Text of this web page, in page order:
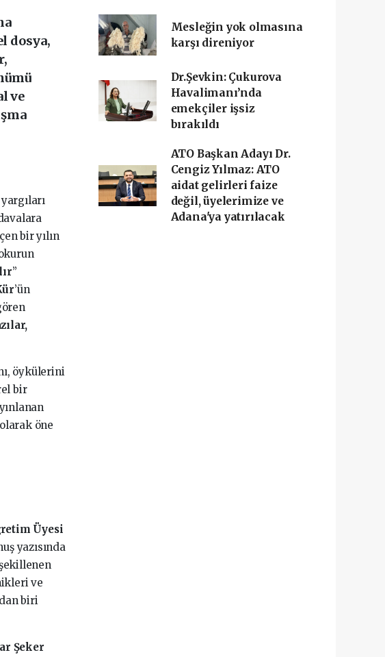
dosya,
ve
bir yılın
”
’ün
öykülerini
bir
öne
Üyesi
yazısında
ve
biri
Şeker
Mesleğin yok olmasına
karşı direniyor
Dr.Şevkin: Çukurova
Havalimanı’nda
emekçiler işsiz
bırakıldı
ATO Başkan Adayı Dr.
Cengiz Yılmaz: ATO
aidat gelirleri faize
değil, üyelerimize ve
Adana'ya yatırılacak